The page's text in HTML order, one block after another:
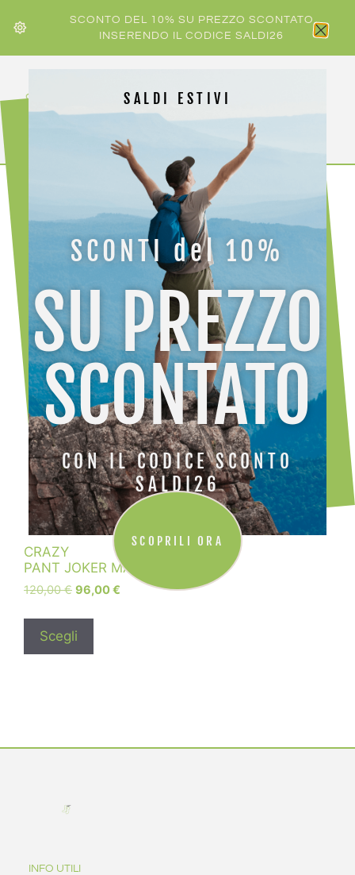
SCONTO DEL 10% SU PREZZO SCONTATO
INSERENDO IL CODICE SALDI26
/ Prodotti taggati “ICONA”
ICONA
Visualizzazione del risultato
CRAZY
PANT JOKER MAN
120,00€ 96,00€
Scegli
INFO UTILI
SALDI ESTIVI
SCONTI del 10%
SU PREZZO
SCONTATO
CON IL CODICE SCONTO
SALDI26
SCOPRILI ORA